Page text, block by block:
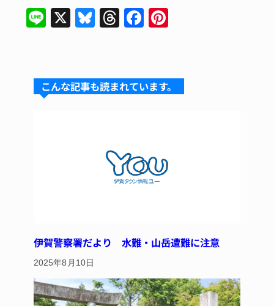
Li
X
Bl
s
k
T
a
d
F
e
b
k
e
st
こんな記事も読まれています。
伊賀警察署だより 水難・山岳遭難に注意
2025年8月10日